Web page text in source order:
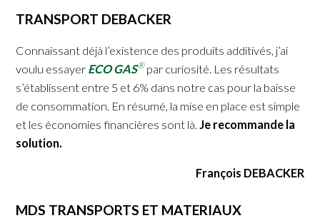
TRANSPORT DEBACKER
Connaissant déjà l’existence des produits additivés, j’ai
voulu essayer ECO GAS®par curiosité. Les résultats
s’établissent entre 5 et 6% dans notre cas pour la baisse
de consommation. En résumé, la mise en place est simple
et les économies financières sont là. Je recommande la
solution.
François DEBACKER
MDS TRANSPORTS ET MATERIAUX